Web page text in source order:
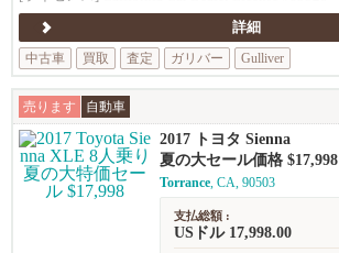
詳細
中古車
買取 査定 ガリバー Gulliver
売ります 自動車
2017 トヨタ Sienna
夏の大セール価格 $17,998
Torrance, CA, 90503
支払総額 :
USドル 17,998.00